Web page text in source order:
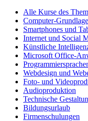
Alle Kurse des
Computer-
Smartphones und
Internet und Social
Künstliche
Microsoft Office-
Webdesign und
Foto- und
Audioproduktion
Technische
Bildungsurlaub
Firmenschulungen